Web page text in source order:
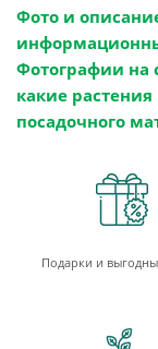
Фото и
Фотографии на
какие
посадочного
Подарки и